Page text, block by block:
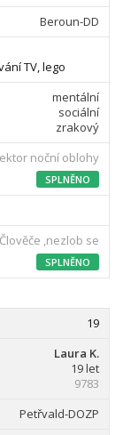
Beroun-DD
TV, lego
mentální
sociální
zrakový
noční oblohy
SPLNĚNO
,nezlob se
SPLNĚNO
19
Laura K.
19 let
9783
Petřvald-DOZP